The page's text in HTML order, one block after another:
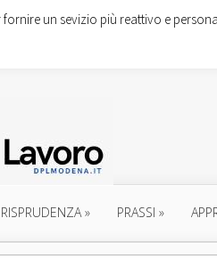
» PRASSI »
un sevizio più reattivo e